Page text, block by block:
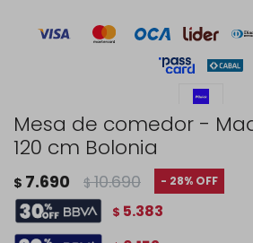
Mesa de comedor -
120 cm Bolonia
$ 7.690 $ 10.690 28
$ 5.383
© Copyright 2026 / Rustico Hogar